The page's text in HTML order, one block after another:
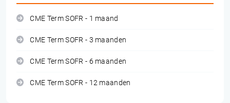
CME Term SOFR - 1 maand
CME Term SOFR - 3 maanden
CME Term SOFR - 6 maanden
CME Term SOFR - 12 maanden